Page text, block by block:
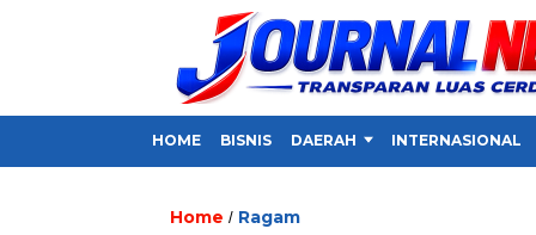
HOME BISNIS DAERAH INTERNASIONAL
Home / Ragam